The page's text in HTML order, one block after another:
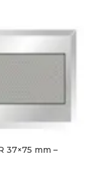
37×75 mm –